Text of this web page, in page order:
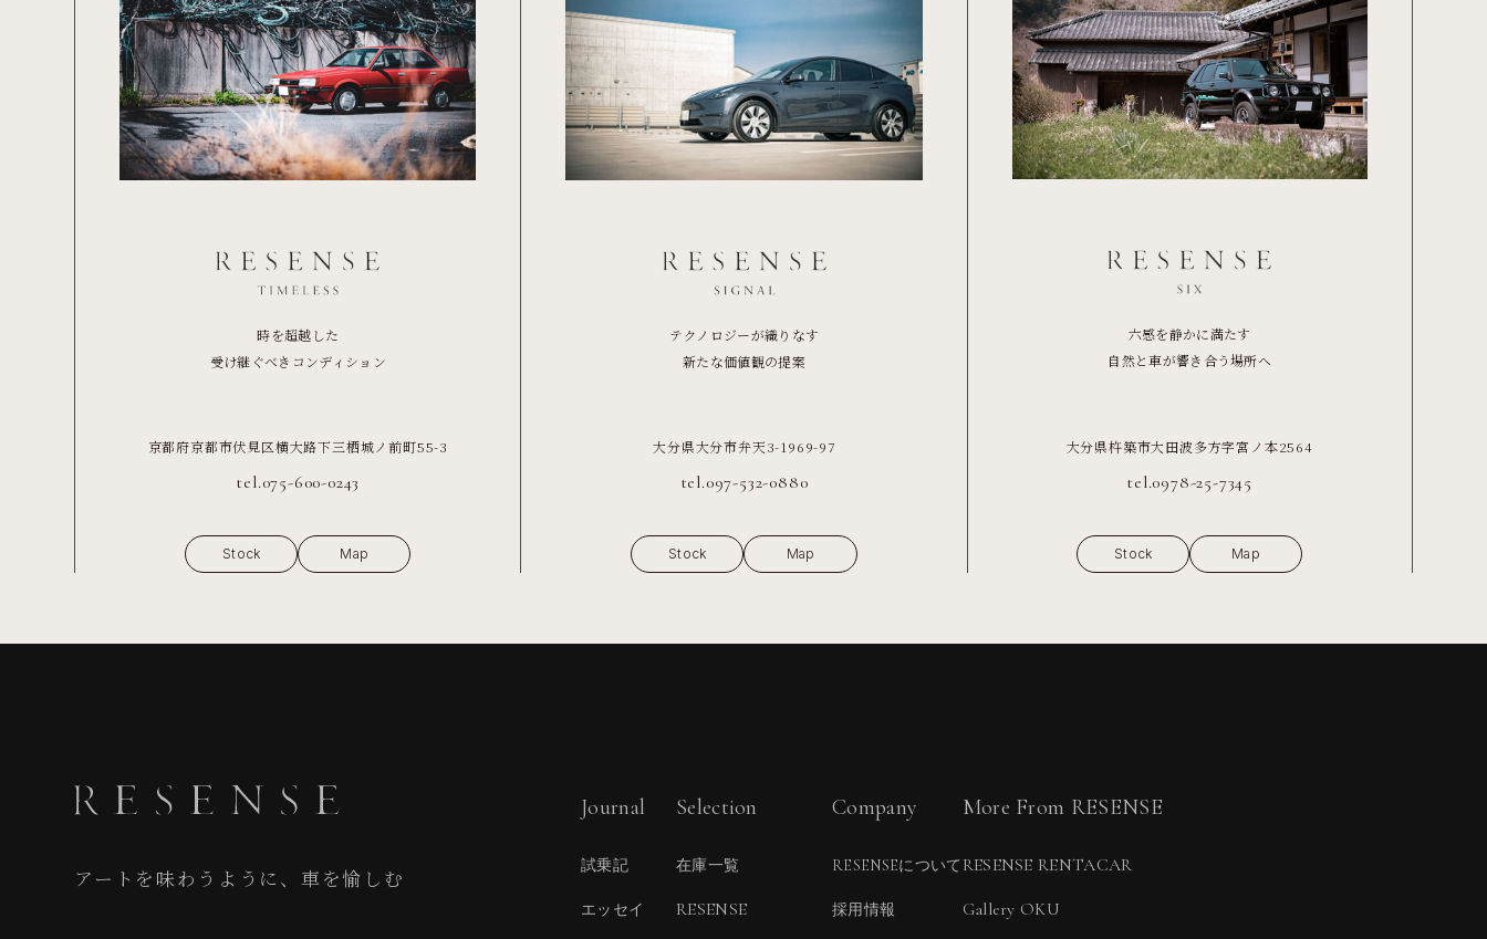
時を超越した
受け継ぐべきコンディション
京都府京都市伏見区横大路下三栖城ノ前町55-3
tel.075-600-0243
Stock Map
テクノロジーが織りなす
新たな価値観の提案
大分県大分市弁天3-1969-97
tel.097-532-0880
Stock Map
六感を静かに満たす
自然と車が響き合う場所へ
大分県杵築市大田波多方字宮ノ本2564
tel.0978-25-7345
Stock Map
アートを味わうように、車を愉しむ
Journal
試乗記
エッセイ
Selection
在庫一覧
RESENSE
Company
RESENSEについて
採用情報
More From RESENSE
RESENSE RENTACAR
Gallery OKU